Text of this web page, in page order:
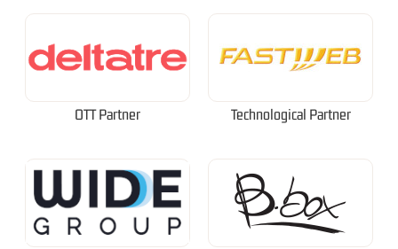
OTT Partner Technological Partner